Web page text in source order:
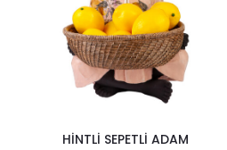
HİNTLİ SEPETLİ ADAM